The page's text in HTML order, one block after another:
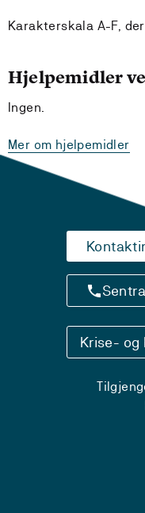
Karakterskala A-F,
Hjelpemidler
Ingen.
Mer om hjelpemidler
Krise- og